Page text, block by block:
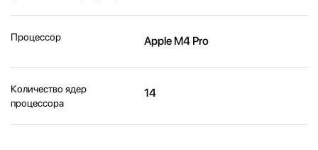
Процессор Apple M4 Pro
Количество ядер
процессора
14